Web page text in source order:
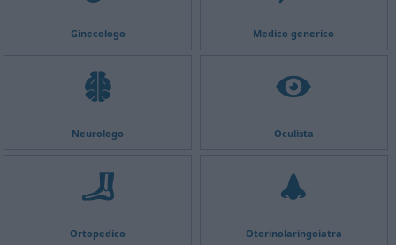
Ginecologo Medico generico
Neurologo Oculista
Ortopedico Otorinolaringoiatra